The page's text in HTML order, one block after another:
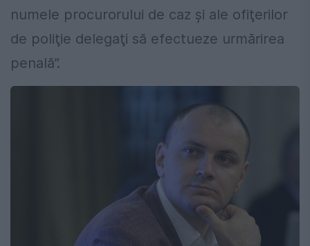
numele procurorului de caz şi ale ofiţerilor
de poliţie delegaţi să efectueze urmărirea
penală”.